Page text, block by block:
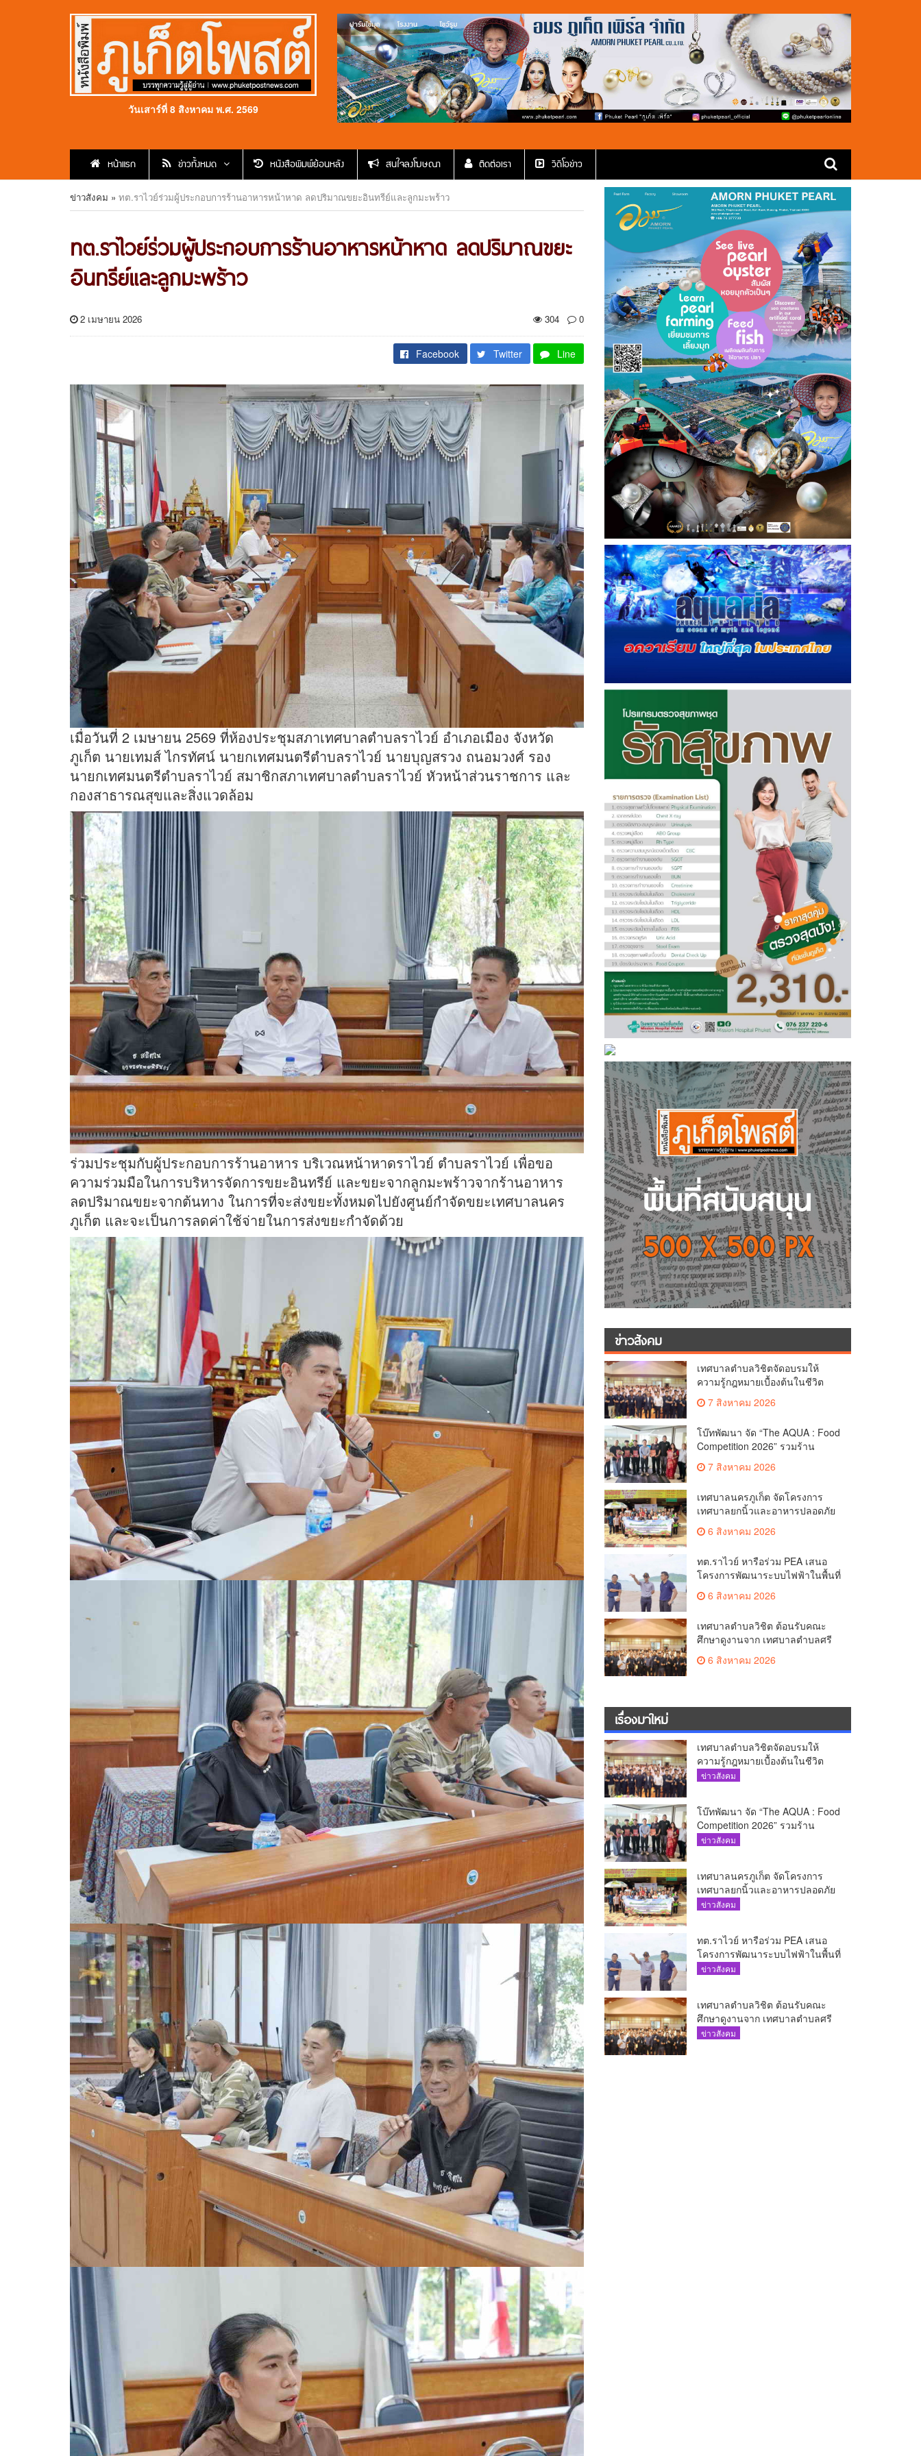
วันเสาร์ที่ 8 สิงหาคม พ.ศ. 2569
หน้าแรก ข่าวทั้งหมด หนังสือพิมพ์ย้อนหลัง สนใจลงโฆษณา ติดต่อเรา วีดีโอข่าว
ข่าวสังคม » ทต.ราไวย์ร่วมผู้ประกอบการร้านอาหารหน้าหาด ลดปริมาณขยะอินทรีย์และลูกมะพร้าว
ทต.ราไวย์ร่วมผู้ประกอบการร้านอาหารหน้าหาด ลดปริมาณขยะ
อินทรีย์และลูกมะพร้าว
2 เมษายน 2026 304 0
Facebook Twitter Line
เมื่อวันที่ 2 เมษายน 2569 ที่ห้องประชุมสภาเทศบาลตำบลราไวย์ อำเภอเมือง จังหวัด
ภูเก็ต นายเทมส์ ไกรทัศน์ นายกเทศมนตรีตำบลราไวย์ นายบุญสรวง ถนอมวงศ์ รอง
นายกเทศมนตรีตำบลราไวย์ สมาชิกสภาเทศบาลตำบลราไวย์ หัวหน้าส่วนราชการ และ
กองสาธารณสุขและสิ่งแวดล้อม
ร่วมประชุมกับผู้ประกอบการร้านอาหาร บริเวณหน้าหาดราไวย์ ตำบลราไวย์ เพื่อขอ
ความร่วมมือในการบริหารจัดการขยะอินทรีย์ และขยะจากลูกมะพร้าวจากร้านอาหาร
ลดปริมาณขยะจากต้นทาง ในการที่จะส่งขยะทั้งหมดไปยังศูนย์กำจัดขยะเทศบาลนคร
ภูเก็ต และจะเป็นการลดค่าใช้จ่ายในการส่งขยะกำจัดด้วย
ข่าวสังคม
เทศบาลตำบลวิชิตจัดอบรมให้
ความรู้กฎหมายเบื้องต้นในชีวิต
ประจำวันแก่เยาวชน
7 สิงหาคม 2026
โบ๊ทพัฒนา จัด “The AQUA : Food
Competition 2026” รวมร้าน
อาหารชั้นนำของ The Shopps at
The AQUA ชูศักยภาพ Food
7 สิงหาคม 2026
เทศบาลนครภูเก็ต จัดโครงการ
เทศบาลยกนิ้วและอาหารปลอดภัย
เพื่อสุขอนามัยผู้บริโภค
6 สิงหาคม 2026
ทต.ราไวย์ หารือร่วม PEA เสนอ
โครงการพัฒนาระบบไฟฟ้าในพื้นที่
เกาะโหลน
6 สิงหาคม 2026
เทศบาลตำบลวิชิต ต้อนรับคณะ
ศึกษาดูงานจาก เทศบาลตำบลศรี
สุนทร
6 สิงหาคม 2026
เรื่องมาใหม่
เทศบาลตำบลวิชิตจัดอบรมให้
ความรู้กฎหมายเบื้องต้นในชีวิต
ประจำวันแก่เยาวชน
ข่าวสังคม
โบ๊ทพัฒนา จัด “The AQUA : Food
Competition 2026” รวมร้าน
อาหารชั้นนำของ The Shopps at
ข่าวสังคม
เทศบาลนครภูเก็ต จัดโครงการ
เทศบาลยกนิ้วและอาหารปลอดภัย
เพื่อสุขอนามัยผู้บริโภค
ข่าวสังคม
ทต.ราไวย์ หารือร่วม PEA เสนอ
โครงการพัฒนาระบบไฟฟ้าในพื้นที่
เกาะโหลน
ข่าวสังคม
เทศบาลตำบลวิชิต ต้อนรับคณะ
ศึกษาดูงานจาก เทศบาลตำบลศรี
สุนทร
ข่าวสังคม